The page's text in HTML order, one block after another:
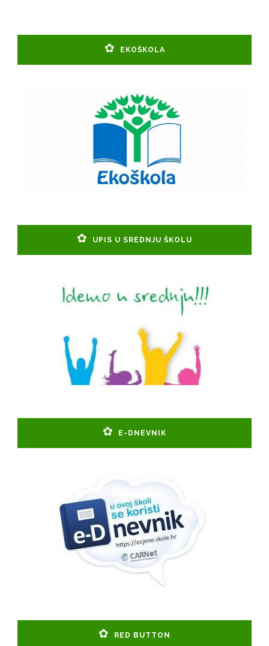
EKOŠKOLA
UPIS U SREDNJU ŠKOLU
E-DNEVNIK
RED BUTTON